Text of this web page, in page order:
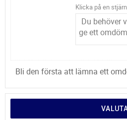
Klicka på en
Bli den första att lämna ett